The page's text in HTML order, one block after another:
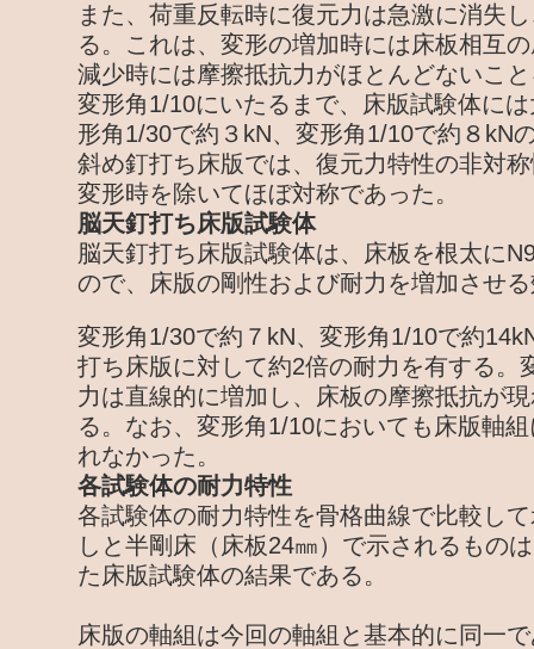
また、荷重反転時に復元力は急激に消失
る。これは、変形の増加時には床板相互
減少時には摩擦抵抗力がほとんどないこ
変形角1/10にいたるまで、床版試験体に
形角1/30で約３kN、変形角1/10で約８kN
斜め釘打ち床版では、復元力特性の非対
変形時を除いてほぼ対称であった。
脳天釘打ち床版試験体
脳天釘打ち床版試験体は、床板を根太に
ので、床版の剛性および耐力を増加させ
変形角1/30で約７kN、変形角1/10で約
打ち床版に対して約2倍の耐力を有する。
力は直線的に増加し、床板の摩擦抵抗が
る。なお、変形角1/10においても床版軸
れなかった。
各試験体の耐力特性
各試験体の耐力特性を骨格曲線で比較し
しと半剛床（床板24㎜）で示されるもの
た床版試験体の結果である。
床版の軸組は今回の軸組と基本的に同一